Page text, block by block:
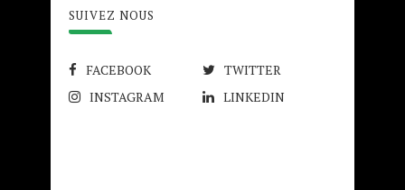
SUIVEZ NOUS
FACEBOOK
TWITTER
INSTAGRAM
LINKEDIN